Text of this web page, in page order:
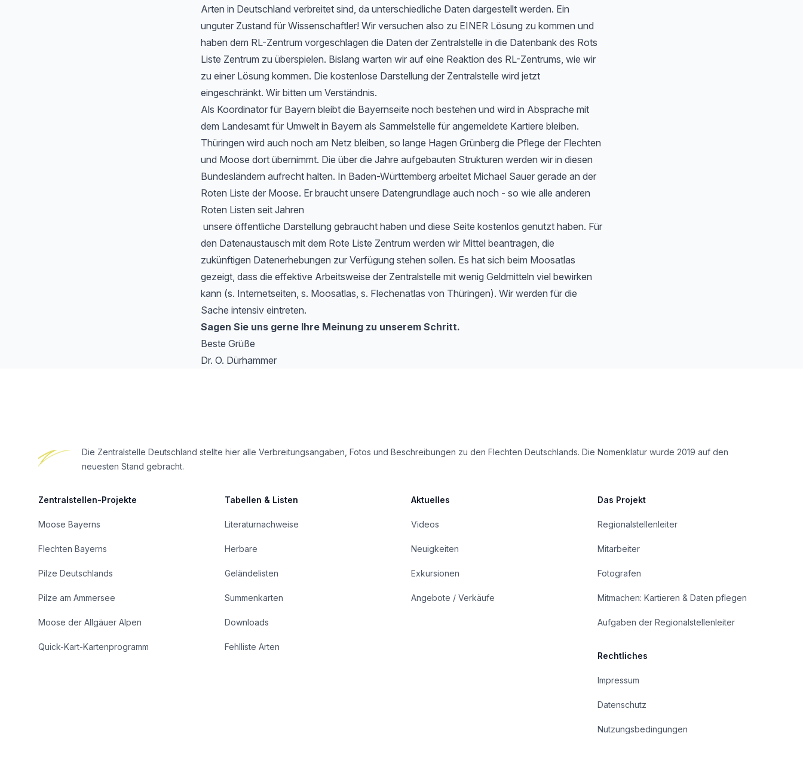
Arten in Deutschland verbreitet sind, da unterschiedliche Daten dargestellt werden. Ein
unguter Zustand für Wissenschaftler! Wir versuchen also zu EINER Lösung zu kommen und
haben dem RL-Zentrum vorgeschlagen die Daten der Zentralstelle in die Datenbank des Rots
Liste Zentrum zu überspielen. Bislang warten wir auf eine Reaktion des RL-Zentrums, wie wir
zu einer Lösung kommen. Die kostenlose Darstellung der Zentralstelle wird jetzt
eingeschränkt. Wir bitten um Verständnis.
Als Koordinator für Bayern bleibt die Bayernseite noch bestehen und wird in Absprache mit
dem Landesamt für Umwelt in Bayern als Sammelstelle für angemeldete Kartiere bleiben.
Thüringen wird auch noch am Netz bleiben, so lange Hagen Grünberg die Pflege der Flechten
und Moose dort übernimmt. Die über die Jahre aufgebauten Strukturen werden wir in diesen
Bundesländern aufrecht halten. In Baden-Württemberg arbeitet Michael Sauer gerade an der
Roten Liste der Moose. Er braucht unsere Datengrundlage auch noch - so wie alle anderen
Roten Listen seit Jahren
unsere öffentliche Darstellung gebraucht haben und diese Seite kostenlos genutzt haben. Für
den Datenaustausch mit dem Rote Liste Zentrum werden wir Mittel beantragen, die
zukünftigen Datenerhebungen zur Verfügung stehen sollen. Es hat sich beim Moosatlas
gezeigt, dass die effektive Arbeitsweise der Zentralstelle mit wenig Geldmitteln viel bewirken
kann (s. Internetseiten, s. Moosatlas, s. Flechenatlas von Thüringen). Wir werden für die
Sache intensiv eintreten.
Sagen Sie uns gerne Ihre Meinung zu unserem Schritt.
Beste Grüße
Dr. O. Dürhammer
Die Zentralstelle Deutschland stellte hier alle Verbreitungsangaben, Fotos und Beschreibungen zu den Flechten Deutschlands. Die Nomenklatur wurde 2019 auf den
neuesten Stand gebracht.
Zentralstellen-Projekte
Moose Bayerns
Flechten Bayerns
Pilze Deutschlands
Pilze am Ammersee
Moose der Allgäuer Alpen
Quick-Kart-Kartenprogramm
Tabellen & Listen
Literaturnachweise
Herbare
Geländelisten
Summenkarten
Downloads
Fehlliste Arten
Aktuelles
Videos
Neuigkeiten
Exkursionen
Angebote / Verkäufe
Das Projekt
Regionalstellenleiter
Mitarbeiter
Fotografen
Mitmachen: Kartieren & Daten pflegen
Aufgaben der Regionalstellenleiter
Rechtliches
Impressum
Datenschutz
Nutzungsbedingungen